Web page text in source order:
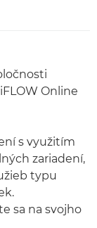
Online
s využitím
zariadení,
typu
sa na svojho